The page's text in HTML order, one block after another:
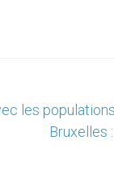
les
Bruxelles